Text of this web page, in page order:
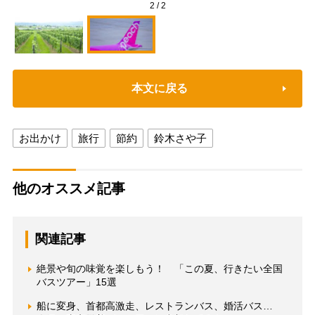
2 /2
本文に戻る
お出かけ 旅行 節約 鈴木さや子
他のオススメ記事
関連記事
絶景や旬の味覚を楽しもう！ 「この夏、行きたい全国
バスツアー」15選
船に変身、首都高激走、レストランバス、婚活バス…